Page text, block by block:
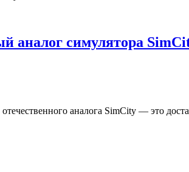
аналог симулятора
аналога SimCity — это